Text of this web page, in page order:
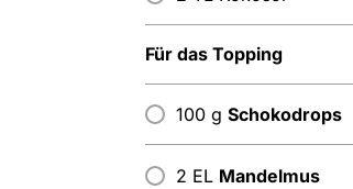
Für das Topping
100 g Schokodrops
2 EL Mandelmus